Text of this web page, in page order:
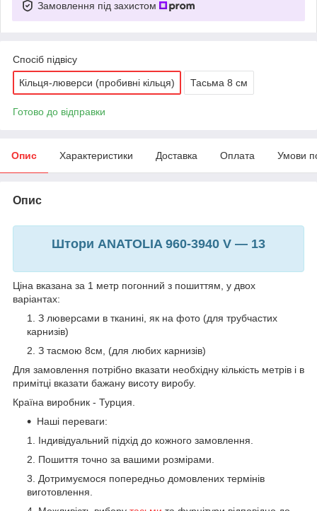
Замовлення під захистом
Спосіб підвісу
Кільця-люверси (пробивні кільця) Тасьма 8 см
Готово до відправки
Опис Характеристики Доставка Оплата Умови
Опис
Штори ANATOLIA 960-3940 V — 13
Ціна вказана за 1 метр погонний з пошиттям, у двох
варіантах:
З люверсами в тканині, як на фото (для трубчастих
карнизів)
З тасмою 8см, (для любих карнизів)
Для замовлення потрібно вказати необхідну кількість метрів і в
примітці вказати бажану висоту виробу.
Країна виробник - Турция.
Наші переваги:
Індивідуальний підхід до кожного замовлення.
Пошиття точно за вашими розмірами.
Дотримуємося попередньо домовлених термінів
виготовлення.